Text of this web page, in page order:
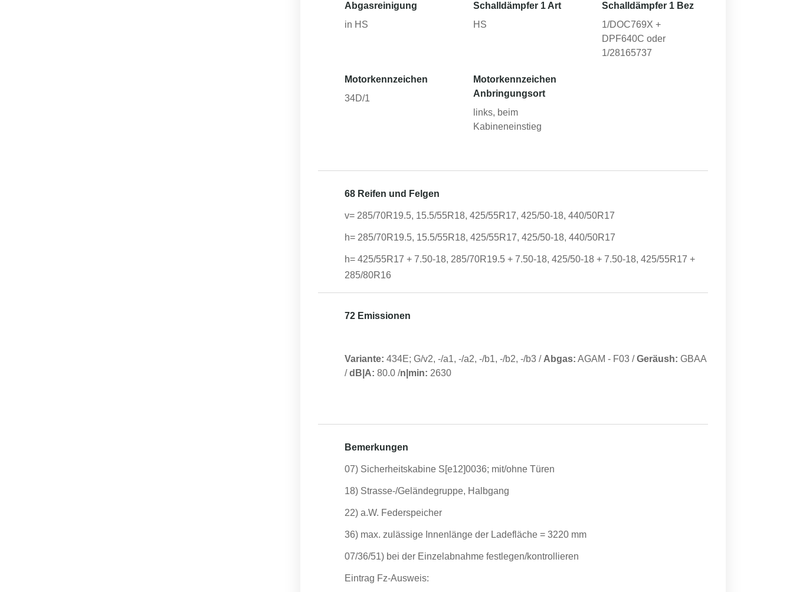
Abgasreinigung
in HS
Schalldämpfer 1 Art
HS
Schalldämpfer 1 Bez
1/DOC769X +
DPF640C oder
1/28165737
Motorkennzeichen
34D/1
Motorkennzeichen
Anbringungsort
links, beim
Kabineneinstieg
68 Reifen und Felgen
v= 285/70R19.5, 15.5/55R18, 425/55R17, 425/50-18, 440/50R17
h= 285/70R19.5, 15.5/55R18, 425/55R17, 425/50-18, 440/50R17
h= 425/55R17 + 7.50-18, 285/70R19.5 + 7.50-18, 425/50-18 + 7.50-18, 425/55R17 +
285/80R16
72 Emissionen
Variante: 434E; G/v2, -/a1, -/a2, -/b1, -/b2, -/b3 / Abgas: AGAM - F03 /Geräush: GBAA
/dB|A: 80.0 /n|min: 2630
Bemerkungen
07) Sicherheitskabine S[e12]0036; mit/ohne Türen
18) Strasse-/Geländegruppe, Halbgang
22) a.W. Federspeicher
36) max. zulässige Innenlänge der Ladefläche = 3220 mm
07/36/51) bei der Einzelabnahme festlegen/kontrollieren
Eintrag Fz-Ausweis: